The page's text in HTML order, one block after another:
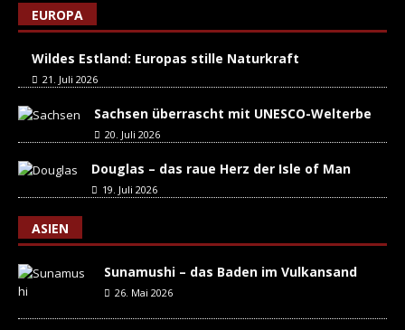
EUROPA
Wildes Estland: Europas stille Naturkraft
21. Juli 2026
Sachsen überrascht mit UNESCO-Welterbe
20. Juli 2026
Douglas – das raue Herz der Isle of Man
19. Juli 2026
ASIEN
Sunamushi – das Baden im Vulkansand
26. Mai 2026